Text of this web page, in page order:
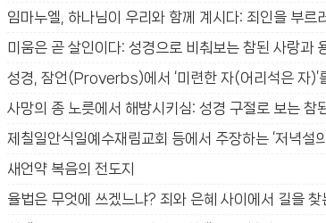
임마누엘, 하나님이 우리와 함께 계시다: 죄인을 부르
미움은 곧 살인이다: 성경으로 비춰보는 참된 사랑과
성경, 잠언(Proverbs)에서 ‘미련한 자(어리석은 자)’
사망의 종 노릇에서 해방시키심: 성경 구절로 보는 참
제칠일안식일예수재림교회 등에서 주장하는 ‘저녁설
새언약 복음의 전도지
율법은 무엇에 쓰겠느냐? 죄와 은혜 사이에서 길을 찾